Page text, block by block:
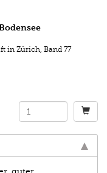
in Zürich, Band 77